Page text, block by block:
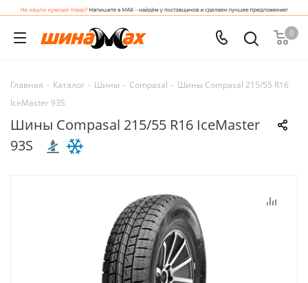
0
Главная - Каталог - Шины - Compasal - Шины Compasal 215/55 R16
IceMaster 93S
Шины Compasal 215/55 R16 IceMaster
93S